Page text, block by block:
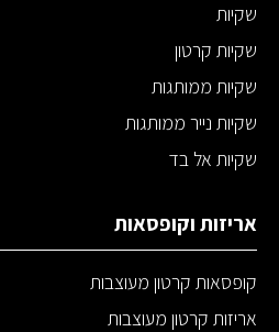
שקיות
שקיות קרטון
שקיות ממותגות
שקיות נייר ממותגות
שקיות אל בד
אריזות וקופסאות
קופסאות קרטון מעוצבות
אריזות קרטון מעוצבות